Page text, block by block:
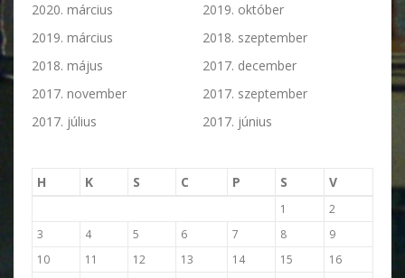
2020. március
2019. október
2019. március
2018. szeptember
2018. május
2017. december
2017. november
2017. szeptember
2017. július
2017. június
H K S C P S V
1
2
3
4 5 6 7 8
9
10
11 12 13 14 15
16